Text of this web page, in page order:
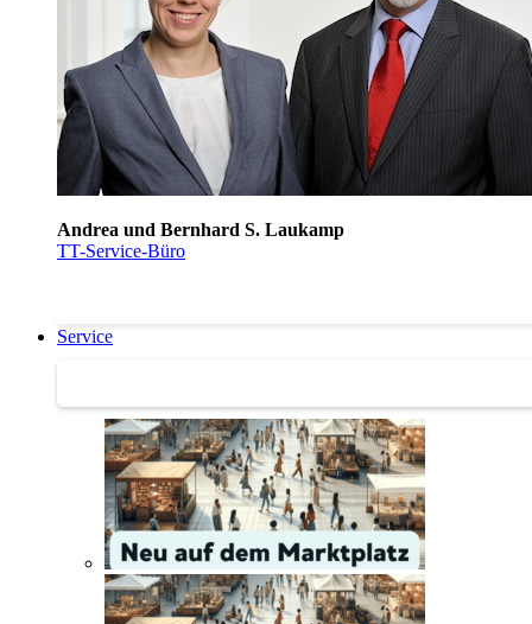
Andrea und Bernhard S. Laukamp
TT-Service-Büro
Service